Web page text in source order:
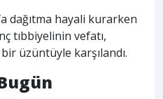
dağıtma hayali kurarken
tıbbiyelinin vefatı,
üzüntüyle karşılandı.